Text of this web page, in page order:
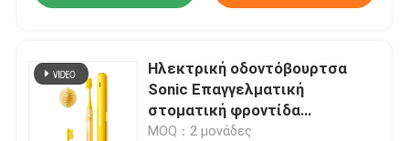
Ηλεκτρική οδοντόβουρτσα
Sonic Επαγγελματική
στοματική φροντίδα
Ηλεκτρική οδοντόβουρτσα
MOQ：2 μονάδες